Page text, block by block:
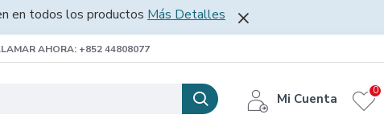
en todos los productos Más Detalles
AHORA: +852 44808077
Mi Cuenta
0